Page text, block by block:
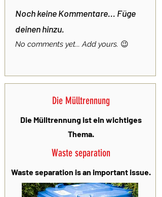
Noch keine Kommentare... Füge
deinen hinzu.
No comments yet... Add yours. 😉
Die Mülltrennung
Die Mülltrennung ist ein wichtiges
Thema.
Waste separation
Waste separation is an important issue.